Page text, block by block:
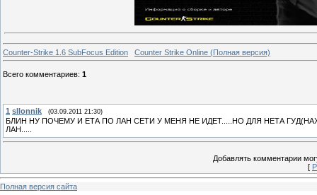
Counter-Strike 1.6 SubFocus Edition Counter Strike Online (Полная версия)
Всего комментариев: 1
1 sllonnik (03.09.2011 21:30)
БЛИН НУ ПОЧЕМУ И ЕТА ПО ЛАН СЕТИ У МЕНЯ НЕ ИДЕТ.....НО ДЛЯ НЕТА
ЛАН.....
Добавлять комментарии
[
Полная версия сайта